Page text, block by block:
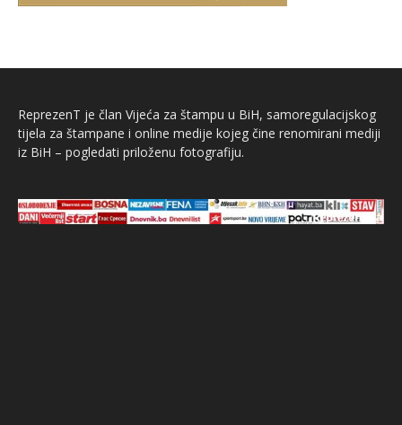
ReprezenT je član Vijeća za štampu u BiH, samoregulacijskog
tijela za štampane i online medije kojeg čine renomirani mediji
iz BiH – pogledati priloženu fotografiju.